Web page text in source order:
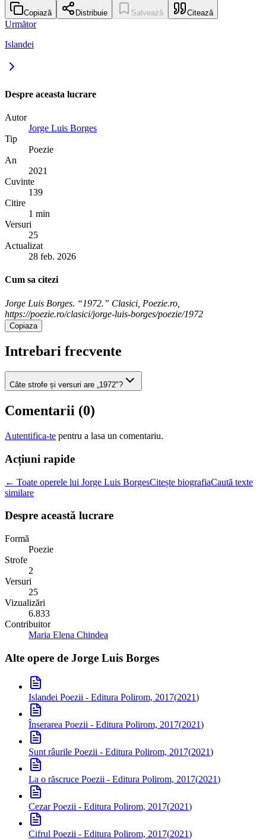
Copiază Distribuie Salvează Citează
Următor
Islandei
Despre aceasta lucrare
Autor
Jorge Luis Borges
Tip
Poezie
An
2021
Cuvinte
139
Citire
1 min
Versuri
25
Actualizat
28 feb. 2026
Cum sa citezi
Jorge Luis Borges. “1972.” Clasici, Poezie.ro,
https://poezie.ro/clasici/jorge-luis-borges/poezie/1972
Copiaza
Intrebari frecvente
Câte strofe și versuri are „1972"?
Comentarii (0)
Autentifica-te pentru a lasa un comentariu.
Acțiuni rapide
← Toate operele lui Jorge Luis BorgesCitește biografiaCaută texte
similare
Despre această lucrare
Formă
Poezie
Strofe
2
Versuri
25
Vizualizări
6.833
Contribuitor
Maria Elena Chindea
Alte opere de Jorge Luis Borges
Islandei Poezii - Editura Polirom, 2017(2021)
Înserarea Poezii - Editura Polirom, 2017(2021)
Sunt râurile Poezii - Editura Polirom, 2017(2021)
La o răscruce Poezii - Editura Polirom, 2017(2021)
CezarPoezii - Editura Polirom, 2017(2021)
Cifrul Poezii - Editura Polirom, 2017(2021)